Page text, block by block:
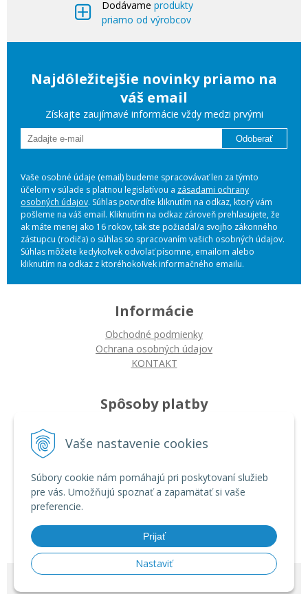
Vaše nastavenie cookies
Súbory cookie nám pomáhajú pri poskytovaní služieb
pre vás. Umožňujú spoznať a zapamätať si vaše
preferencie.
Prijať
Nastaviť
Dodávame produkty
priamo od výrobcov
Najdôležitejšie novinky priamo na
váš email
Získajte zaujímavé informácie vždy medzi prvými
Odoberať
Vaše osobné údaje (email) budeme spracovávať len za týmto
účelom v súlade s platnou legislatívou a zásadami ochrany
osobných údajov. Súhlas potvrdíte kliknutím na odkaz, ktorý vám
pošleme na váš email. Kliknutím na odkaz zároveň prehlasujete, že
ak máte menej ako 16 rokov, tak ste požiadal/a svojho zákonného
zástupcu (rodiča) o súhlas so spracovaním vašich osobných údajov.
Súhlas môžete kedykoľvek odvolať písomne, emailom alebo
kliknutím na odkaz z ktoréhokoľvek informačného emailu.
Informácie
Obchodné podmienky
Ochrana osobných údajov
KONTAKT
Spôsoby platby
Platba bankovým prevodom
Ako nakupovať
Autorizované servisy
© 2026 ARDIN •tvorba eshopu cez UNIobchod,webhostingspoločnosti